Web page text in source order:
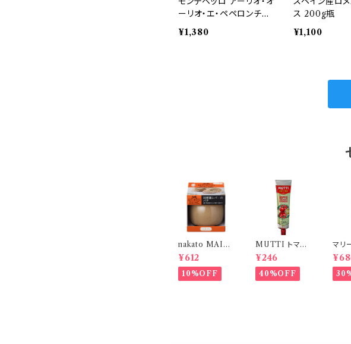
ーリオ・エ・ペペロンチー
ノ 250g
¥1,380
ス 200g瓶
¥1,100
nakato MAIS
ON BOIRE 国
産鶏レバーのパ
テ 95g｜ワイン
に合う おつまみ
¥612
10%OFF
MUTTI トマト
ペースト/チュー
ブタイプ 130g
イタリア食材
二倍濃縮
¥246
40%OFF
マリ
ス ハ
ス
辛)